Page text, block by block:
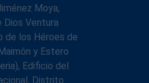
Moya,
Dios Ventura
de los Héroes de
y Estero
Edificio del
Distrito